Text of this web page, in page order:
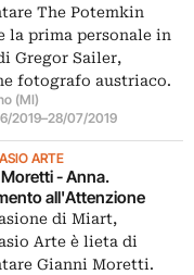
The Potemkin
la prima personale in
Gregor Sailer,
fotografo austriaco.
(MI)
2019–28/07/2019
ARTE
- Anna.
all'Attenzione
di Miart,
Arte è lieta di
Gianni Moretti.